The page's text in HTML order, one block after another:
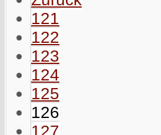
121
122
123
124
125
126
127